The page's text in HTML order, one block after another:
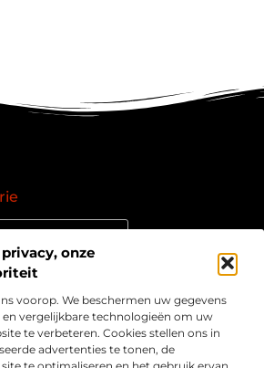
onze
voorop. We beschermen uw gegevens
vergelijkbare technologieën om uw
te verbeteren. Cookies stellen ons in
advertenties te tonen, de
inzichten en inspiratie “
diepgaande content, slimme tips